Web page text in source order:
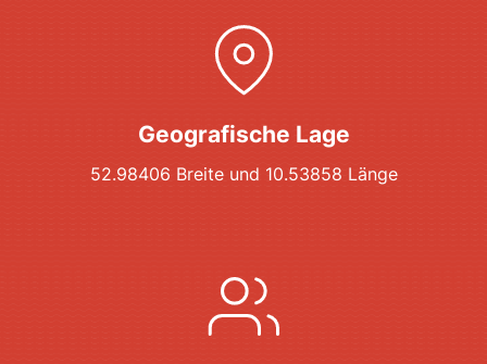
Geografische Lage
52.98406 Breite und 10.53858 Länge